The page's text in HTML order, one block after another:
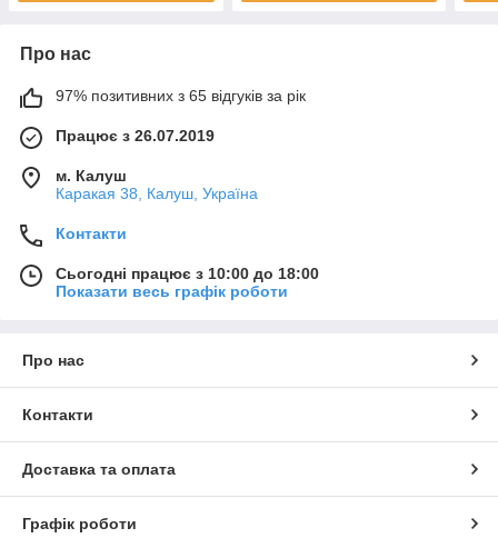
Про нас
97% позитивних з 65 відгуків за рік
Працює з 26.07.2019
м. Калуш
Каракая 38, Калуш, Україна
Контакти
Сьогодні працює з 10:00 до 18:00
Показати весь графік роботи
Про нас
Контакти
Доставка та оплата
Графік роботи